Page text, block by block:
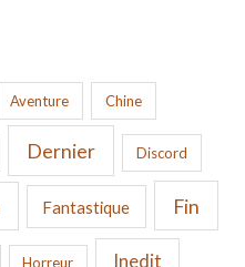
Aventure Chine
Dernier Discord
Fantastique Fin
Horreur Inedit